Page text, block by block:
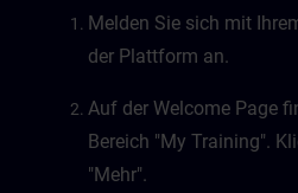
Melden Sie sich mit
der Plattform an.
Auf der Welcome Page
Bereich "My Training".
"Mehr".